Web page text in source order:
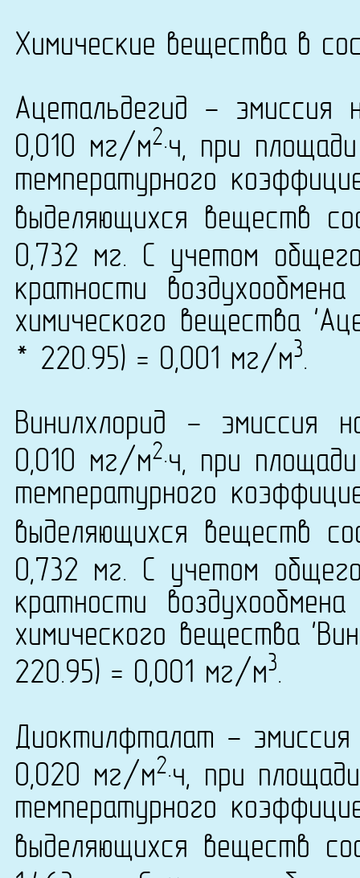
Химические вещества в
Ацетальдегид - эмиссия
0,010 мг/м2·ч, при
температурного
выделяющихся веществ
0,732 мг. С учетом
кратности
химического вещества
* 220.95) = 0,001 мг/м3.
Винилхлорид - эмиссия
0,010 мг/м2·ч, при
температурного
выделяющихся веществ
0,732 мг. С учетом
кратности
химического вещества
220.95) = 0,001 мг/м3.
Диоктилфталат - эмиссия
0,020 мг/м2·ч, при
температурного
выделяющихся веществ